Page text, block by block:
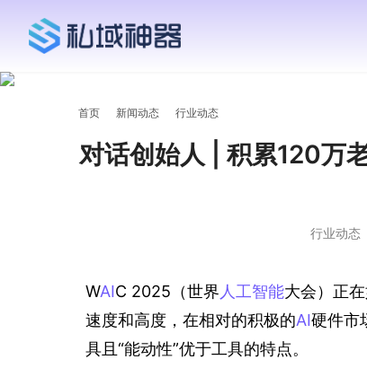
首页 新闻动态 行业动态
对话创始人 | 积累120万
行业动态
WAIC 2025（世界 人工智能大会）正
速度和高度，在相对的积极的AI硬件市
具且“能动性”优于工具的特点。